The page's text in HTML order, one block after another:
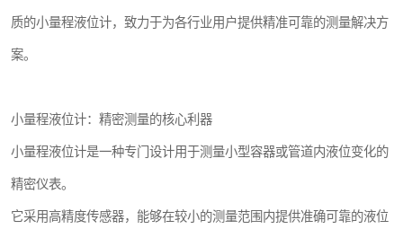
质的小量程液位计，致力于为各行业用户提供精准可靠的测量解决方
案。
小量程液位计：精密测量的核心利器
小量程液位计是一种专门设计用于测量小型容器或管道内液位变化的
精密仪表。
它采用高精度传感器，能够在较小的测量范围内提供准确可靠的液位